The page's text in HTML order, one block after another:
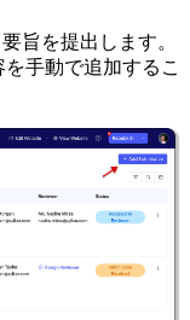
旨を提出します。
手動で追加するこ